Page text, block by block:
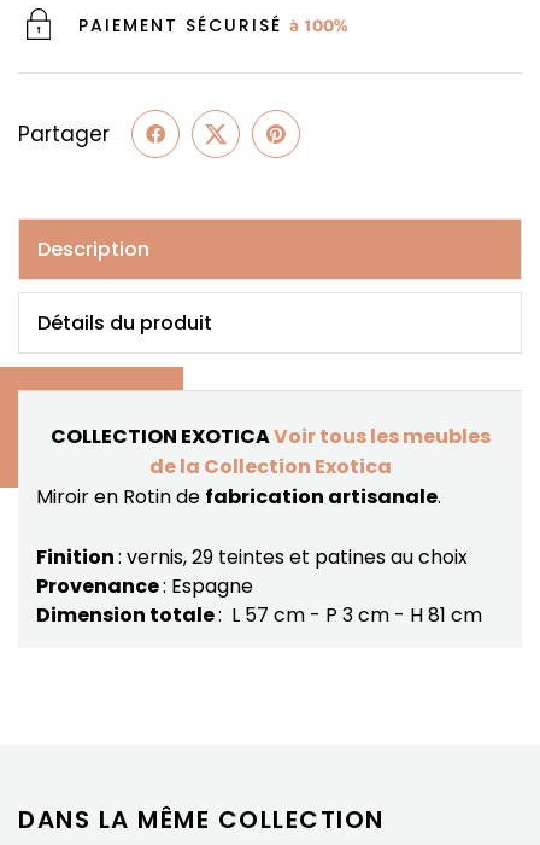
PAIEMENT SÉCURISÉ à 100%
Partager
Description
COLLECTION EXOTICAVoir tous les meubles
de la Collection Exotica
Miroir en Rotin de fabrication artisanale.
Finition: vernis, 29 teintes et patines au choix
Provenance: Espagne
Dimension totale: L 57 cm - P 3 cm - H 81 cm
Détails du produit
DANS LA MÊME COLLECTION